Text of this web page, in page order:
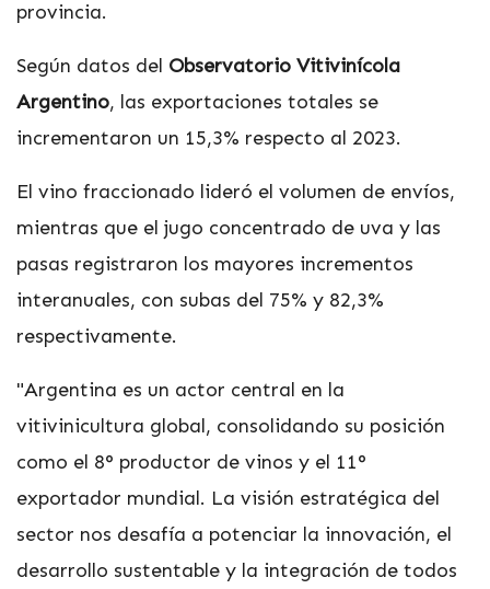
provincia.
Según datos del Observatorio Vitivinícola
Argentino, las exportaciones totales se
incrementaron un 15,3% respecto al 2023.
El vino fraccionado lideró el volumen de envíos,
mientras que el jugo concentrado de uva y las
pasas registraron los mayores incrementos
interanuales, con subas del 75% y 82,3%
respectivamente.
"Argentina es un actor central en la
vitivinicultura global, consolidando su posición
como el 8° productor de vinos y el 11°
exportador mundial. La visión estratégica del
sector nos desafía a potenciar la innovación, el
desarrollo sustentable y la integración de todos